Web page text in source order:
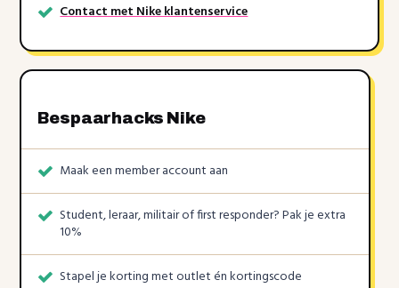
Contact met Nike klantenservice
Bespaarhacks Nike
Maak een member account aan
Student, leraar, militair of first responder? Pak je extra
10%
Stapel je korting met outlet én kortingscode